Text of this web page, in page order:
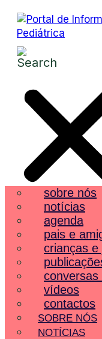
sobre nós
notícias
agenda
pais e
crianças e
conversas
vídeos
contactos
SOBRE NÓS
NOTÍCIAS